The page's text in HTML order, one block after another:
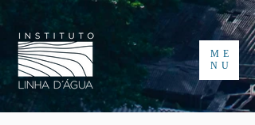
ME
NU